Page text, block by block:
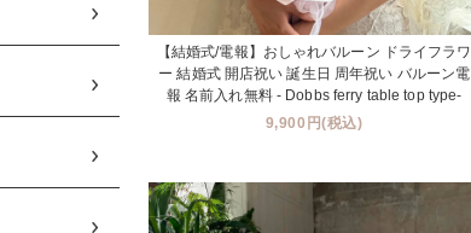
【結婚式/電報】おしゃれバルーン ドライフラワ
ー 結婚式 開店祝い 誕生日 周年祝い バルーン電
報 名前入れ無料 - Dobbs ferry table top type-
9,900円(税込)